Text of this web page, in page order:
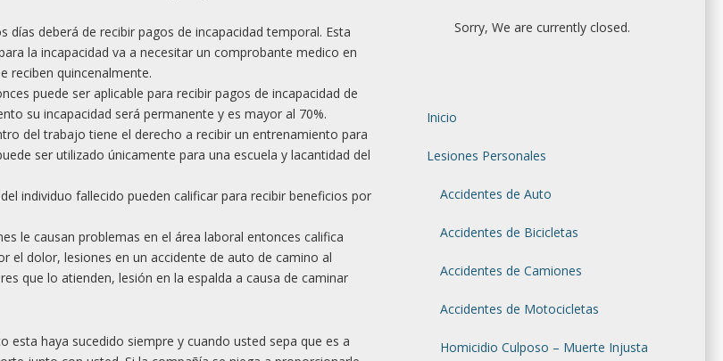
días deberá de recibir pagos de incapacidad temporal. Esta
la incapacidad va a necesitar un comprobante medico en
reciben quincenalmente.
puede ser aplicable para recibir pagos de incapacidad de
su incapacidad será permanente y es mayor al 70%.
del trabajo tiene el derecho a recibir un entrenamiento para
ser utilizado únicamente para una escuela y lacantidad del
individuo fallecido pueden calificar para recibir beneficios por
le causan problemas en el área laboral entonces califica
el dolor, lesiones en un accidente de auto de camino al
que lo atienden, lesión en la espalda a causa de caminar
haya sucedido siempre y cuando usted sepa que es a
Sorry, We are currently closed.
Inicio
Lesiones Personales
Accidentes de Auto
Accidentes de Bicicletas
Accidentes de Camiones
Accidentes de Motocicletas
Homicidio Culposo – Muerte Injusta